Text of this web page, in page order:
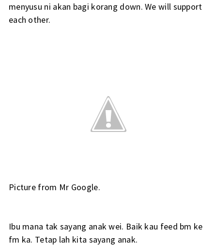
menyusu ni akan bagi korang down. We will support
each other.
Picture from Mr Google.
Ibu mana tak sayang anak wei. Baik kau feed bm ke
fm ka. Tetap lah kita sayang anak.